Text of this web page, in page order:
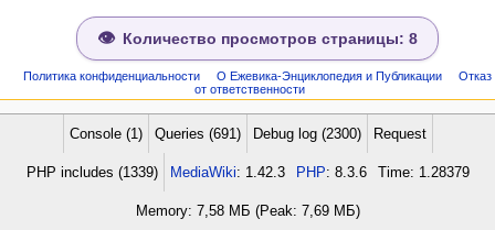
ЕжеВиКа-ТаНаХ
ЕжеВиКа-Публикации
ЕжеВиКа-Книги (бумажные и
электронные), аудиокурсы,
Заглавная страница
Количество просмотров страницы: 8
Политика конфиденциальности О Ежевика-Энциклопедия и Публикации
Отказ
от ответственности
Console (1) Queries (691) Debug log (2300) Request
PHP includes (1339) MediaWiki: 1.42.3 PHP: 8.3.6 Time: 1.28379
Memory: 7,58 МБ (Peak: 7,69 МБ)